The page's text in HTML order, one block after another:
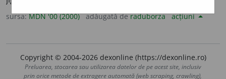
sursa:MDN '00 (2000) adăugată deraduborza acțiuni
Copyright © 2004-2026 dexonline (https://dexonline.ro)
Preluarea, stocarea sau utilizarea datelor de pe acest site, inclusiv
prin orice metode de extragere automată (web scraping, crawling),